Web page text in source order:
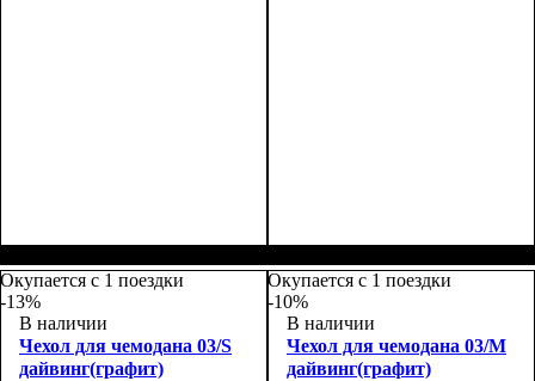
Окупается с 1 поездки
-13%
В наличии
Чехол для чемодана 03/S
дайвинг(графит)
Окупается с 1 поездки
-10%
В наличии
Чехол для чемодана 03/M
дайвинг(графит)